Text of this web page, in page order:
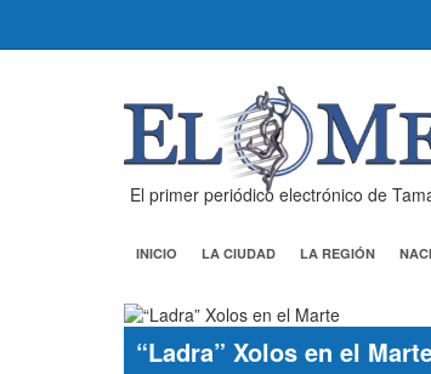
El primer periódico electrónico de
INICIO LA CIUDAD LA REGIÓN
“Ladra” Xolos en el